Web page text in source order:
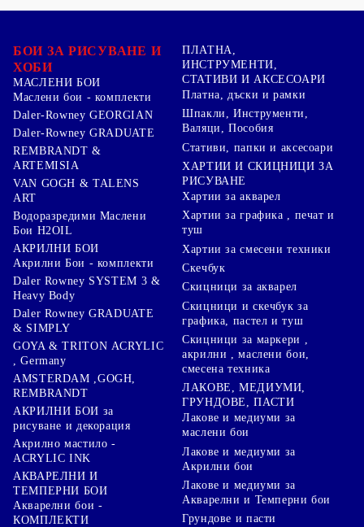
БОИ ЗА РИСУВАНЕ И
ХОБИ
МАСЛЕНИ БОИ
Маслени бои - комплекти
Daler-Rowney GEORGIAN
Daler-Rowney GRADUATE
REMBRANDT &
ARTEMISIA
VAN GOGH & TALENS
ART
Водоразредими Маслени
Бои H2OIL
АКРИЛНИ БОИ
Акрилни Бои - комплекти
Daler Rowney SYSTEM 3 &
Heavy Body
Daler Rowney GRADUATE
& SIMPLY
GOYA & TRITON АCRYLIC
, Germany
AMSTERDAM ,GOGH,
REMBRANDT
АКРИЛНИ БОИ за
рисуване и декорация
Акрилно мастило -
ACRYLIC INK
АКВАРЕЛНИ И
ТЕМПЕРНИ БОИ
Акварелни бои -
КОМПЛЕКТИ
ПЛАТНА,
ИНСТРУМЕНТИ,
СТАТИВИ И АКСЕСОАРИ
Платна, дъски и рамки
Шпакли, Инструменти,
Валяци, Пособия
Стативи, папки и аксесоари
ХАРТИИ И СКИЦНИЦИ ЗА
РИСУВАНЕ
Хартии за акварел
Хартии за графика , печат и
туш
Хартии за смесени техники
Скечбук
Скицници за акварел
Скицници и скечбук за
графика, пастел и туш
Скицници за маркери ,
акрилни , маслени бои,
смесена техника
ЛАКОВЕ, МЕДИУМИ,
ГРУНДОВЕ, ПАСТИ
Лакове и медиуми за
маслени бои
Лакове и медиуми за
Акрилни бои
Лакове и медиуми за
Акварелни и Темперни бои
Грундове и пасти